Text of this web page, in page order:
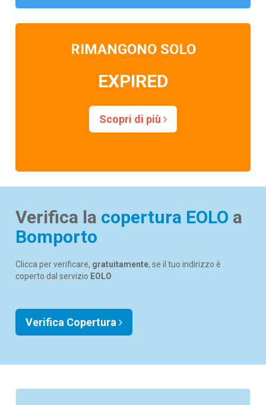
RIMANGONO SOLO
EXPIRED
Scopri di più
Verifica la copertura EOLO a
Bomporto
Clicca per verificare, gratuitamente, se il tuo indirizzo è
coperto dal servizio EOLO
Verifica Copertura